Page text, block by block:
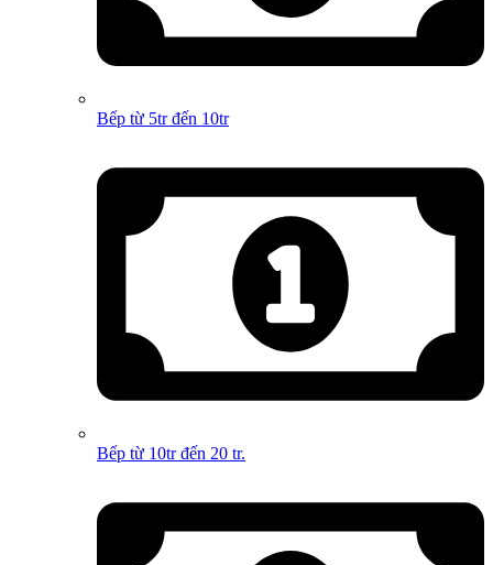
Bếp từ 5tr đến 10tr
Bếp từ 10tr đến 20 tr.